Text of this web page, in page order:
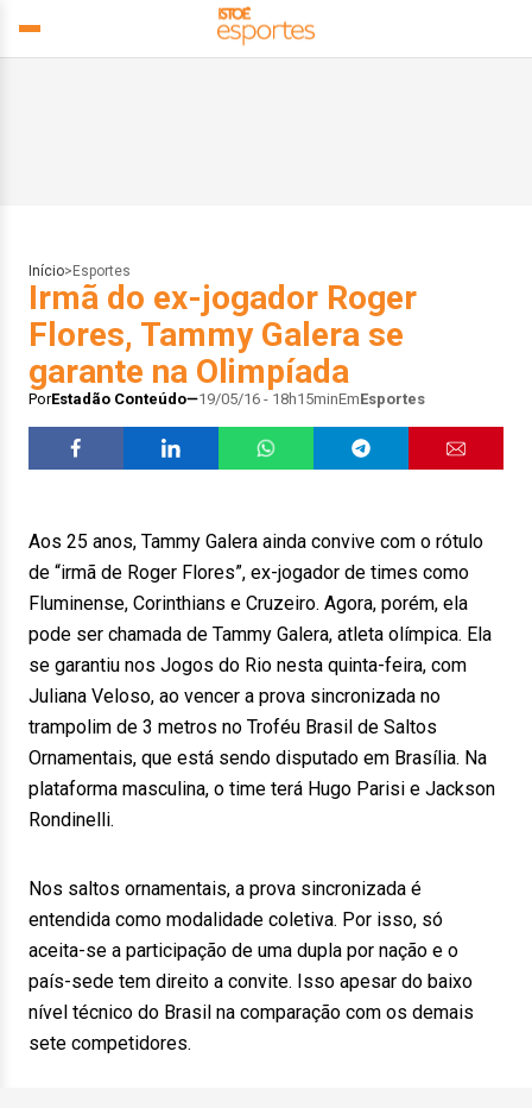
Início> Esportes
Irmã do ex-jogador Roger
Flores, Tammy Galera se
garante na Olimpíada
PorEstadão Conteúdo 19/05/16 - 18h15minEmEsportes
Aos 25 anos, Tammy Galera ainda convive com o rótulo
de “irmã de Roger Flores”, ex-jogador de times como
Fluminense, Corinthians e Cruzeiro. Agora, porém, ela
pode ser chamada de Tammy Galera, atleta olímpica. Ela
se garantiu nos Jogos do Rio nesta quinta-feira, com
Juliana Veloso, ao vencer a prova sincronizada no
trampolim de 3 metros no Troféu Brasil de Saltos
Ornamentais, que está sendo disputado em Brasília. Na
plataforma masculina, o time terá Hugo Parisi e Jackson
Rondinelli.
Nos saltos ornamentais, a prova sincronizada é
entendida como modalidade coletiva. Por isso, só
aceita-se a participação de uma dupla por nação e o
país-sede tem direito a convite. Isso apesar do baixo
nível técnico do Brasil na comparação com os demais
sete competidores.